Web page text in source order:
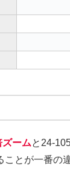
ズームと24-
とが一番の